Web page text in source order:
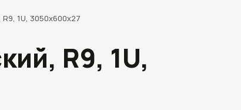
1U, 3050х600х27
R9, 1U,